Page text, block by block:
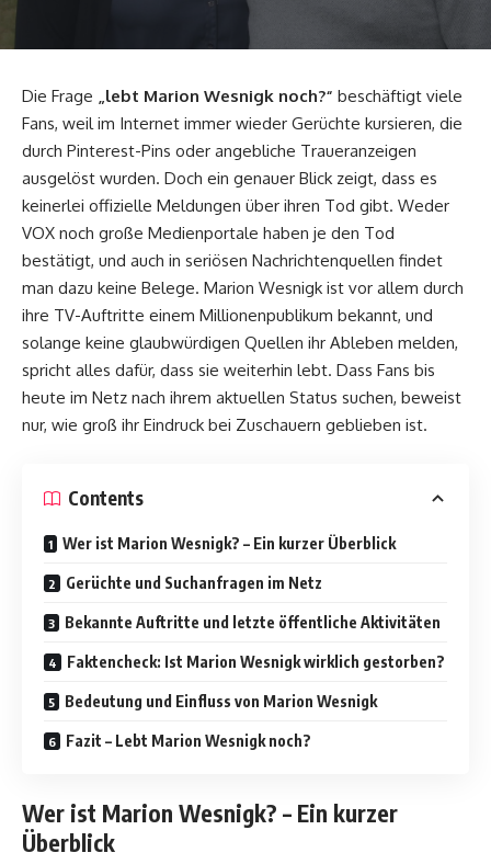
Die Frage „lebt Marion Wesnigk noch?“ beschäftigt viele
Fans, weil im Internet immer wieder Gerüchte kursieren, die
durch Pinterest-Pins oder angebliche Traueranzeigen
ausgelöst wurden. Doch ein genauer Blick zeigt, dass es
keinerlei offizielle Meldungen über ihren Tod gibt. Weder
VOX noch große Medienportale haben je den Tod
bestätigt, und auch in seriösen Nachrichtenquellen findet
man dazu keine Belege. Marion Wesnigk ist vor allem durch
ihre TV-Auftritte einem Millionenpublikum bekannt, und
solange keine glaubwürdigen Quellen ihr Ableben melden,
spricht alles dafür, dass sie weiterhin lebt. Dass Fans bis
heute im Netz nach ihrem aktuellen Status suchen, beweist
nur, wie groß ihr Eindruck bei Zuschauern geblieben ist.
Contents
Wer ist Marion Wesnigk? – Ein kurzer Überblick
Gerüchte und Suchanfragen im Netz
Bekannte Auftritte und letzte öffentliche Aktivitäten
Faktencheck: Ist Marion Wesnigk wirklich gestorben?
Bedeutung und Einfluss von Marion Wesnigk
Fazit – Lebt Marion Wesnigk noch?
Wer ist Marion Wesnigk? – Ein kurzer
Überblick